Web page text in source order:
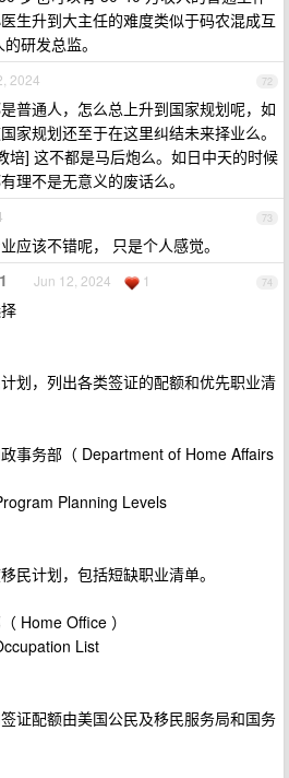
生升到大主任的难度类似于码农混成互
研发总监。
72
2024
普通人，怎么总上升到国家规划呢，如
家规划还至于在这里纠结未来择业么。
培] 这不都是马后炮么。如日中天的时候
理不是无意义的废话么。
73
应该不错呢， 只是个人感觉。
74
Jun 12, 2024 1
划，列出各类签证的配额和优先职业清
事务部（ Department of Home Affairs
Planning Levels
民计划，包括短缺职业清单。
Home Office ）
List
证配额由美国公民及移民服务局和国务